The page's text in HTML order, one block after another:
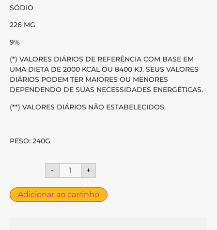
SÓDIO
226 MG
9%
(*) VALORES DIÁRIOS DE REFERÊNCIA COM BASE EM
UMA DIETA DE 2000 KCAL OU 8400 KJ. SEUS VALORES
DIÁRIOS PODEM TER MAIORES OU MENORES
DEPENDENDO DE SUAS NECESSIDADES ENERGÉTICAS.
(**) VALORES DIÁRIOS NÃO ESTABELECIDOS.
PESO: 240G
- +
Adicionar ao carrinho